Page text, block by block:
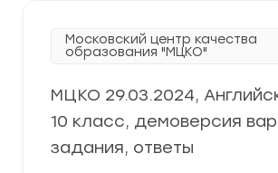
Московский центр качества
образования "МЦКО"
МЦКО 29.03.2024,
10 класс, демоверсия
задания, ответы